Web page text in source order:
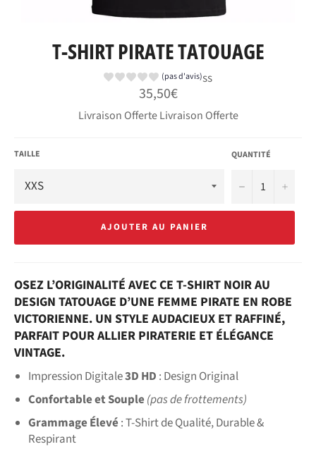
T-SHIRT PIRATE TATOUAGE
(pas d'avis)ss
Prix
régulier
35,50€
Livraison Offerte Livraison Offerte
TAILLE QUANTITÉ
− +
AJOUTER AU PANIER
OSEZ L’ORIGINALITÉ AVEC CE T-SHIRT NOIR AU
DESIGN TATOUAGE D’UNE FEMME PIRATE EN ROBE
VICTORIENNE. UN STYLE AUDACIEUX ET RAFFINÉ,
PARFAIT POUR ALLIER PIRATERIE ET ÉLÉGANCE
VINTAGE.
Impression Digitale3D HD : Design Original
Confortable et Souple(pas de frottements)
Grammage Élevé: T-Shirt de Qualité, Durable &
Respirant